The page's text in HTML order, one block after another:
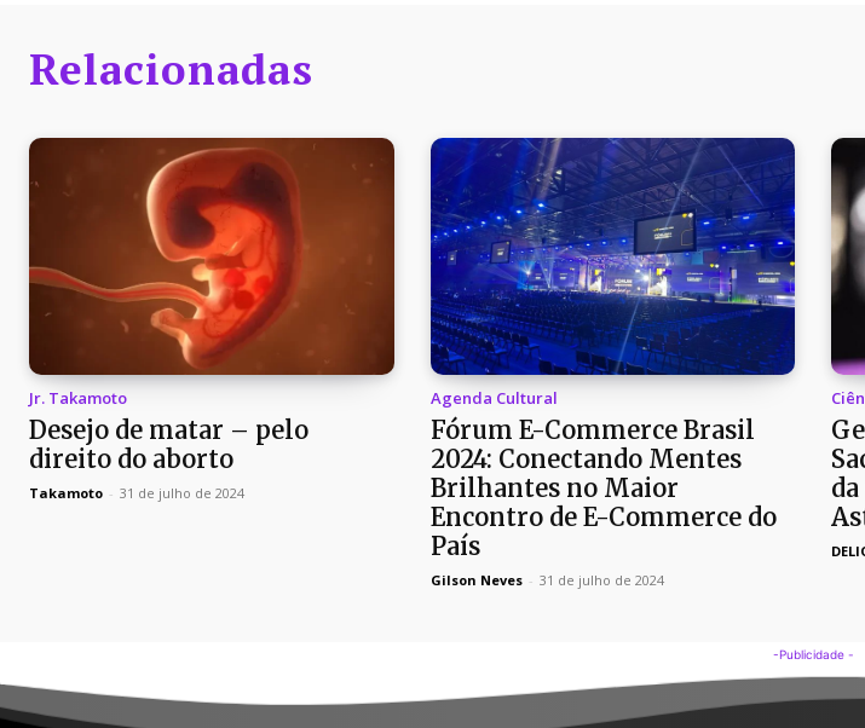
Relacionadas
Jr. Takamoto
Desejo de matar – pelo
direito do aborto
Takamoto - 31 de julho de 2024
Agenda Cultural
Fórum E-Commerce Brasil
2024: Conectando Mentes
Brilhantes no Maior
Encontro de E-Commerce do
País
Gilson Neves - 31 de julho de 2024
-Publicidade -